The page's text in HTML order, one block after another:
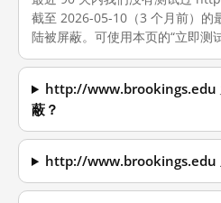
截至 2026-05-10（3 个月前）的
陆被屏蔽。可使用本页的“立即测
http://www.brookings.edu
蔽？
http://www.brookings.edu